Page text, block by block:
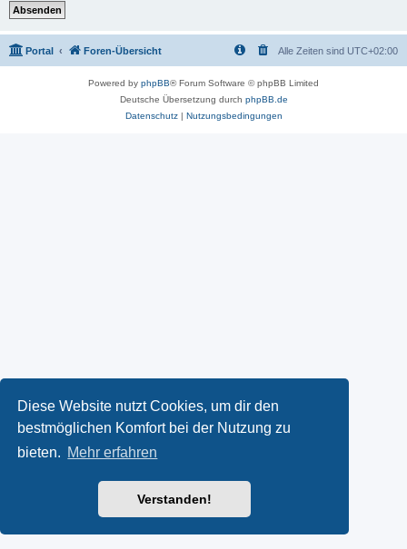
Diese Website nutzt Cookies, um dir den
bestmöglichen Komfort bei der Nutzung zu
bieten. Mehr erfahren
Verstanden!
Portal Foren-Übersicht Alle Zeiten sind UTC+02:00
Powered by phpBB® Forum Software © phpBB Limited
Deutsche Übersetzung durch phpBB.de
Datenschutz| Nutzungsbedingungen